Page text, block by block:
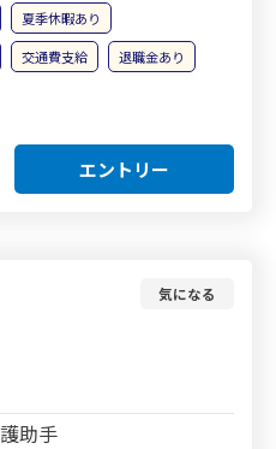
夏季休暇あり
交通費支給
退職金あり
エントリー
気になる
助手